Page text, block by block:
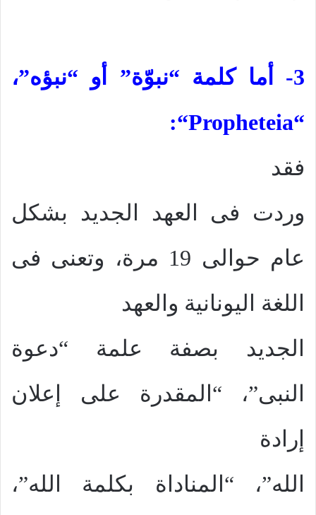
3- أما كلمة “نبوّة” أو “نبؤه”،
“
Propheteia
“:
فقد
وردت فى العهد الجديد بشكل
عام حوالى 19 مرة، وتعنى فى
اللغة اليونانية والعهد
الجديد بصفة علمة “دعوة
النبى”، “المقدرة على إعلان
إرادة
الله”، “المناداة بكلمة الله”،